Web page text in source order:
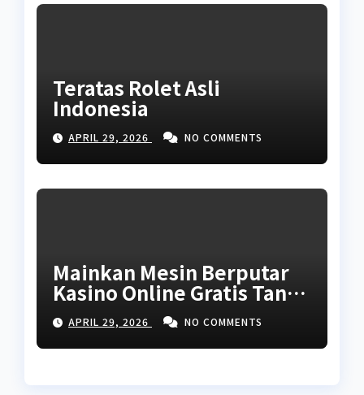
Teratas Rolet Asli
Indonesia
APRIL 29, 2026 NO COMMENTS
Mainkan Mesin Berputar
Kasino Online Gratis Tanpa
Unduhan Tanpa Akses
2026
APRIL 29, 2026 NO COMMENTS